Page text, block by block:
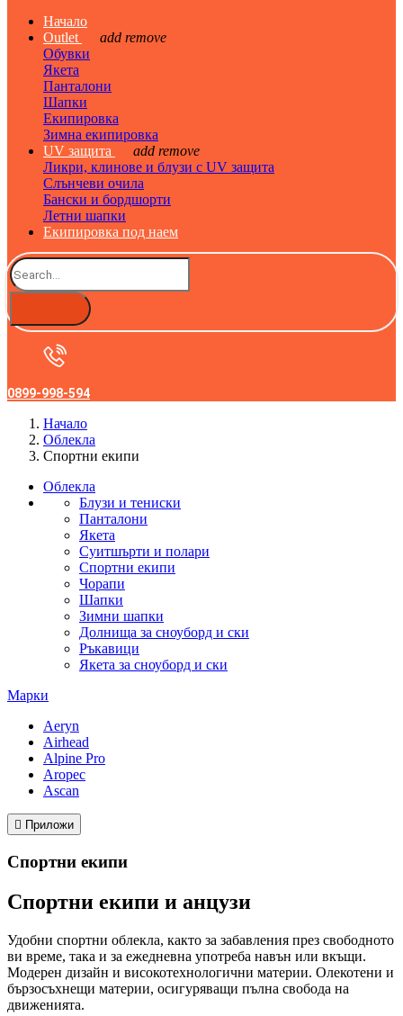
Начало
Outlet
add remove
Обувки
Якета
Панталони
Шапки
Екипировка
Зимна екипировка
UV защита
add remove
Ликри, клинове и блузи с UV защита
Слънчеви очила
Бански и бордшорти
Летни шапки
Екипировка под наем
0899-998-594
Начало
Облекла
Спортни екипи
Облекла
Блузи и тениски
Панталони
Якета
Суитшърти и полари
Спортни екипи
Чорапи
Шапки
Зимни шапки
Долнища за сноуборд и ски
Ръкавици
Якета за сноуборд и ски
Марки
Aeryn
Airhead
Alpine Pro
Aropec
Ascan
 Приложи
Спортни екипи
Спортни екипи и анцузи
Удобни спортни облекла, както за забавления през свободното
ви време, така и за ежедневна употреба навън или вкъщи.
Модерен дизайн и високотехнологични материи. Олекотени и
бързосъхнещи материи, осигуряващи пълна свобода на
движенията.